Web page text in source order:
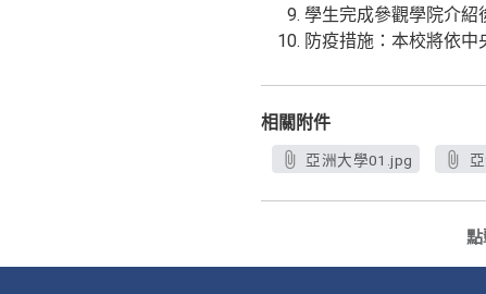
學生完成參觀學院介紹
防疫措施：本校將依中
相關附件
亞洲大學01.jpg
點